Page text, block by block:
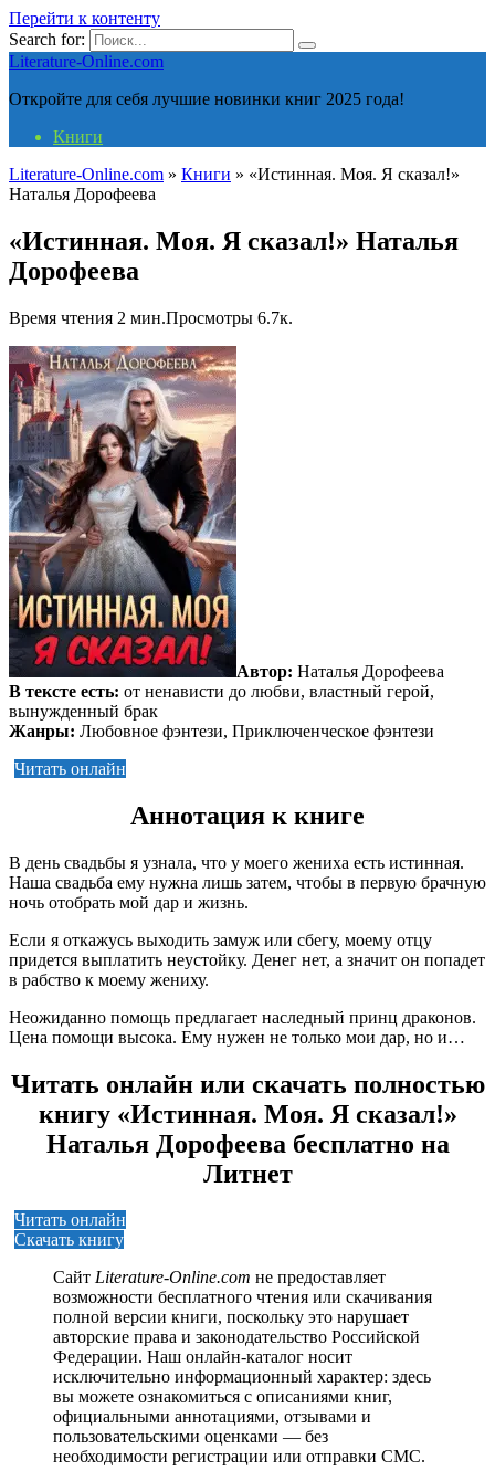
Перейти к контенту
Search for:
Literature-Online.com
Откройте для себя лучшие новинки книг 2025 года!
Книги
Literature-Online.com » Книги » «Истинная. Моя. Я сказал!»
Наталья Дорофеева
«Истинная. Моя. Я сказал!» Наталья
Дорофеева
Время чтения 2 мин.Просмотры 6.7к.
Автор: Наталья Дорофеева
В тексте есть: от ненависти до любви, властный герой,
вынужденный брак
Жанры: Любовное фэнтези, Приключенческое фэнтези
Читать онлайн
Аннотация к книге
В день свадьбы я узнала, что у моего жениха есть истинная.
Наша свадьба ему нужна лишь затем, чтобы в первую брачную
ночь отобрать мой дар и жизнь.
Если я откажусь выходить замуж или сбегу, моему отцу
придется выплатить неустойку. Денег нет, а значит он попадет
в рабство к моему жениху.
Неожиданно помощь предлагает наследный принц драконов.
Цена помощи высока. Ему нужен не только мои дар, но и…
Читать онлайн или скачать полностью
книгу «Истинная. Моя. Я сказал!»
Наталья Дорофеева бесплатно на
Литнет
Читать онлайн
Скачать книгу
Сайт Literature-Online.com не предоставляет
возможности бесплатного чтения или скачивания
полной версии книги, поскольку это нарушает
авторские права и законодательство Российской
Федерации. Наш онлайн-каталог носит
исключительно информационный характер: здесь
вы можете ознакомиться с описаниями книг,
официальными аннотациями, отзывами и
пользовательскими оценками — без
необходимости регистрации или отправки СМС.